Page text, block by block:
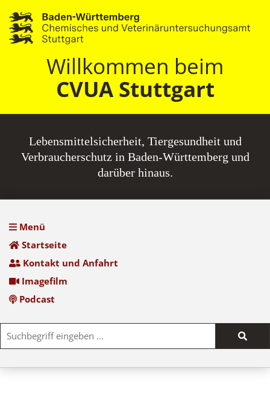
Willkommen beim
CVUA Stuttgart
Lebensmittel­sicherheit, Tiergesundheit und
Verbraucherschutz in Baden-Württemberg und
darüber hinaus.
Menü
Startseite
Kontakt und Anfahrt
Imagefilm
Podcast